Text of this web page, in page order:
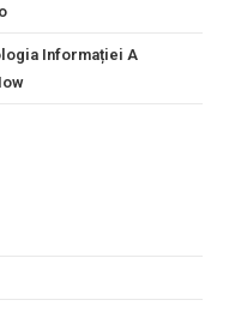
Informației A